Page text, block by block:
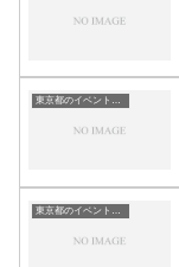
東京都のイベント会場一覧